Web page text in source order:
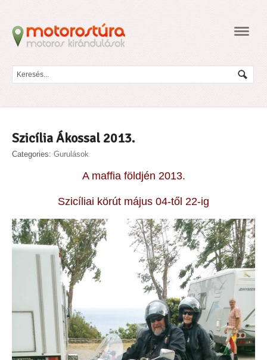
Szicília Ákossal 2013.
Categories: Gurulások
A maffia földjén 2013.
Szicíliai körút május 04-től 22-ig